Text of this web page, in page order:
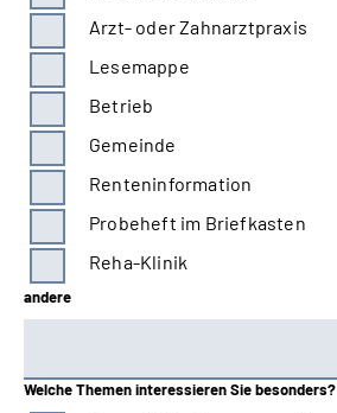
Arzt- oder Zahnarztpraxis
Lesemappe
Betrieb
Gemeinde
Renteninformation
Probeheft im Briefkasten
Reha-Klinik
andere
Welche Themen interessieren Sie besonders?